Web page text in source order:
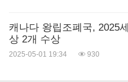
캐나다 왕립조폐국, 2025
상 2개 수상
2025-05-01 19:34 930